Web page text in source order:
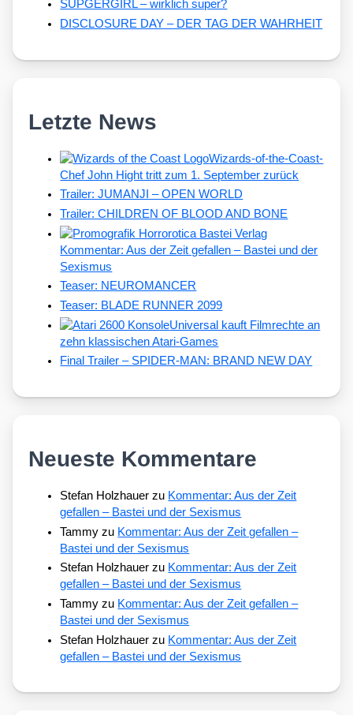
SUPGERGIRL – wirklich super?
DISCLOSURE DAY – DER TAG DER WAHRHEIT
Letzte News
Wizards-of-the-Coast-
Chef John Hight tritt zum 1. September zurück
Trailer: JUMANJI – OPEN WORLD
Trailer: CHILDREN OF BLOOD AND BONE
Kommentar: Aus der Zeit gefallen – Bastei und der
Sexismus
Teaser: NEUROMANCER
Teaser: BLADE RUNNER 2099
Universal kauft Filmrechte an
zehn klassischen Atari-Games
Final Trailer – SPIDER-MAN: BRAND NEW DAY
Neueste Kommentare
Stefan Holzhauer zu Kommentar: Aus der Zeit
gefallen – Bastei und der Sexismus
Tammy zu Kommentar: Aus der Zeit gefallen –
Bastei und der Sexismus
Stefan Holzhauer zu Kommentar: Aus der Zeit
gefallen – Bastei und der Sexismus
Tammy zu Kommentar: Aus der Zeit gefallen –
Bastei und der Sexismus
Stefan Holzhauer zu Kommentar: Aus der Zeit
gefallen – Bastei und der Sexismus